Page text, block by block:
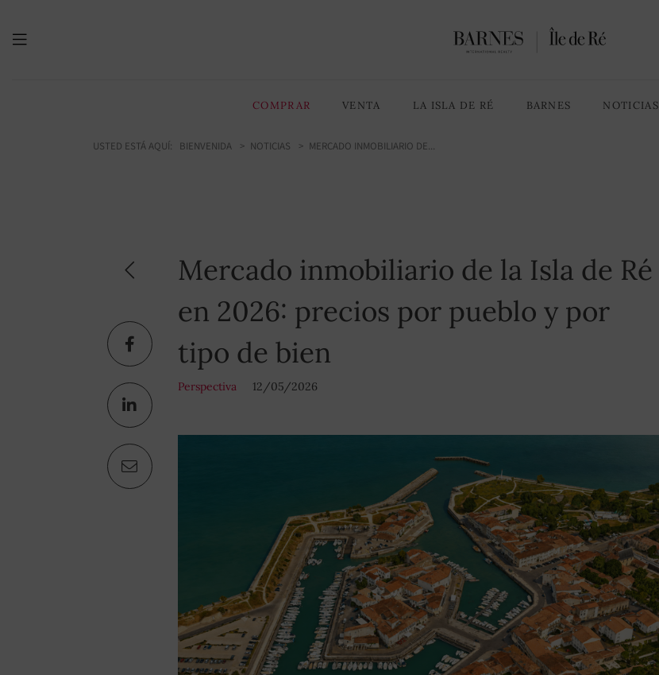
COMPRAR VENTA LA ISLA DE RÉ BARNES NOTICIAS
USTED ESTÁ AQUÍ: BIENVENIDA NOTICIAS MERCADO INMOBILIARIO DE...
Mercado inmobiliario de la Isla de Ré
en 2026: precios por pueblo y por
tipo de bien
Perspectiva 12/05/2026